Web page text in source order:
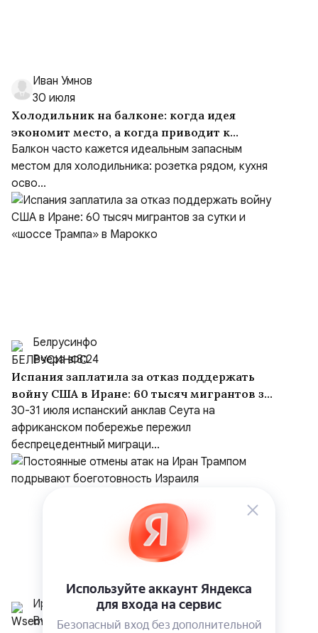
Иван Умнов
30 июля
Холодильник на балконе: когда идея
экономит место, а когда приводит к
ремонту
Балкон часто кажется идеальным запасным
местом для холодильника: розетка рядом, кухня
осво...
Белрусинфо
Вчера в 8:24
Испания заплатила за отказ поддержать
войну США в Иране: 60 тысяч мигрантов за
сутки и «шоссе Трампа» в Марокко
30-31 июля испанский анклав Сеута на
африканском побережье пережил
беспрецедентный миграци...
Иранист
Вчера в 8:05